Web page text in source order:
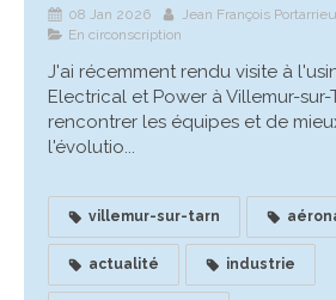
08 Jan 2026
Jean François Portarrieu
En circonscription
J'ai récemment rendu visite à
Electrical et Power à Villemur-sur-
rencontrer les équipes et de
l'évolutio...
villemur-sur-tarn
actualité industrie